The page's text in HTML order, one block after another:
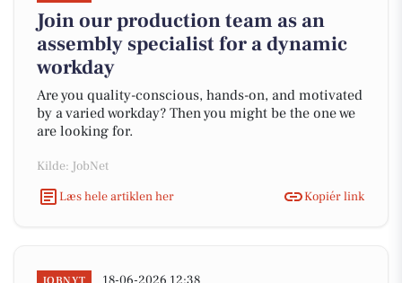
Join our production team as an
assembly specialist for a dynamic
workday
Are you quality-conscious, hands-on, and motivated
by a varied workday? Then you might be the one we
are looking for.
Kilde: JobNet
Læs hele artiklen her
Kopiér link